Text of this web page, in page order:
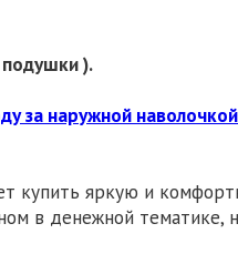
).
за наружной
купить яркую и
в денежной тематике,